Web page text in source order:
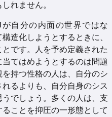
れません。
自分の内面の世界ではな
造化しようとするときに、
とです。人を予め定義された
てはめようとするのは問題
持つ性格の人は、自分のシ
るよりも、自分自身のシス
でしょう。多くの人は、支
ことを抑圧の一形態として